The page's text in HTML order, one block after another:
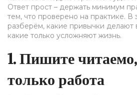
Ответ прост – держать минимум
тем, что проверено на практике. В
разберём, какие привычки
какие только усложняют жизнь.
1. Пишите
только работа